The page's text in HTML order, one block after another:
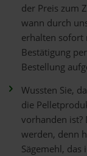
der Preis zum
wann durch
erhalten sofort
Bestätigung
Bestellung
Wussten Sie,
die
vorhanden ist?
werden, denn
Sägemehl,